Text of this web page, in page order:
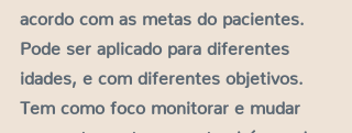
acordo com as metas do pacientes.
Pode ser aplicado para diferentes
idades, e com diferentes objetivos.
Tem como foco monitorar e mudar